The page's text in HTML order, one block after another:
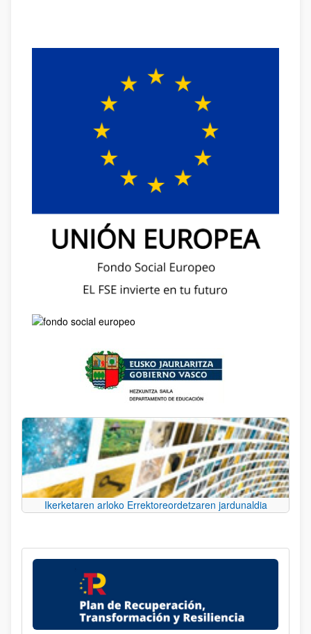
Ikerketaren arloko Errektoreordetzaren jardunaldia